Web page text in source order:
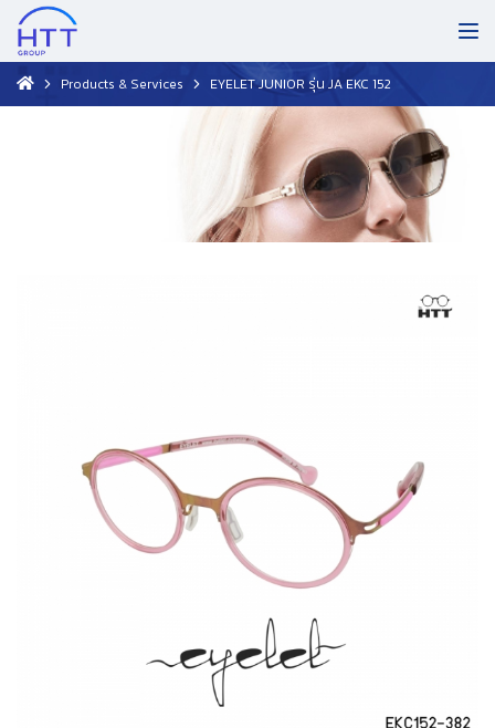
Products & Services EYELET JUNIOR รุ่น JA EKC 152